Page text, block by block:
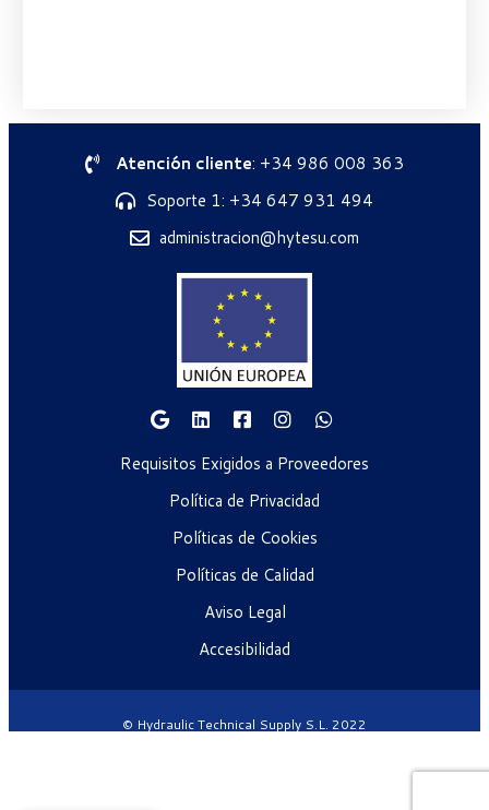
Atención cliente: +34 986 008 363
Soporte 1: +34 647 931 494
administracion@hytesu.com
Requisitos Exigidos a Proveedores
Política de Privacidad
Políticas de Cookies
Políticas de Calidad
Aviso Legal
Accesibilidad
© Hydraulic Technical Supply S.L. 2022